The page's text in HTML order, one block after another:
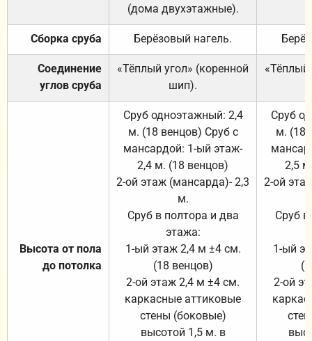
(дома двухэтажные).
Сборка сруба Берёзовый нагель.
Соединение
углов сруба
«Тёплый угол» (коренной
шип).
«Тёплый
Высота от пола
до потолка
Сруб одноэтажный: 2,4
м. (18 венцов) Сруб с
мансардой: 1-ый этаж-
2,4 м. (18 венцов)
2-ой этаж (мансарда)- 2,3
м.
Сруб в полтора и два
этажа:
1-ый этаж 2,4 м ±4 см.
(18 венцов)
2-ой этаж 2,4 м ±4 см.
каркасные аттиковые
стены (боковые)
высотой 1,5 м. в
Сруб
м. (18
2,5
2-ой
Сруб
1-ый
2-ой